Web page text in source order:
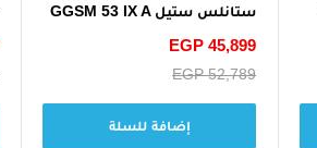
ستانلس ستيل GGSM 53 IX A
سعر
EGP 45,899
سعر
EGP 52,789
إضافة للسلة